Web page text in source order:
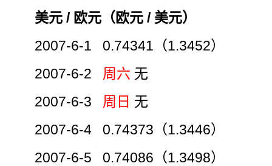
美元 / 欧元（欧元 / 美元）
2007-6-1 0.74341（1.3452）
2007-6-2 周六 无
2007-6-3 周日 无
2007-6-4 0.74373（1.3446）
2007-6-5 0.74086（1.3498）